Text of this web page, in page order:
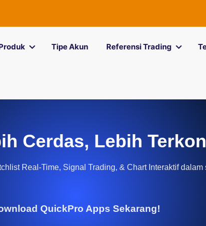
Tipe Akun Referensi Trading
Cerdas, Lebih
Real-Time, Signal Trading, & Chart Interaktif dalam
QuickPro Apps Sekarang!